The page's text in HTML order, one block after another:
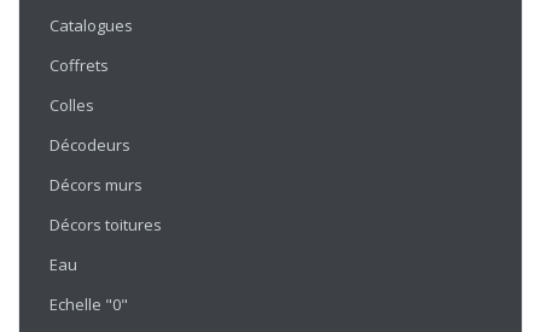
Catalogues
Coffrets
Colles
Décodeurs
Décors murs
Décors toitures
Eau
Echelle "0"